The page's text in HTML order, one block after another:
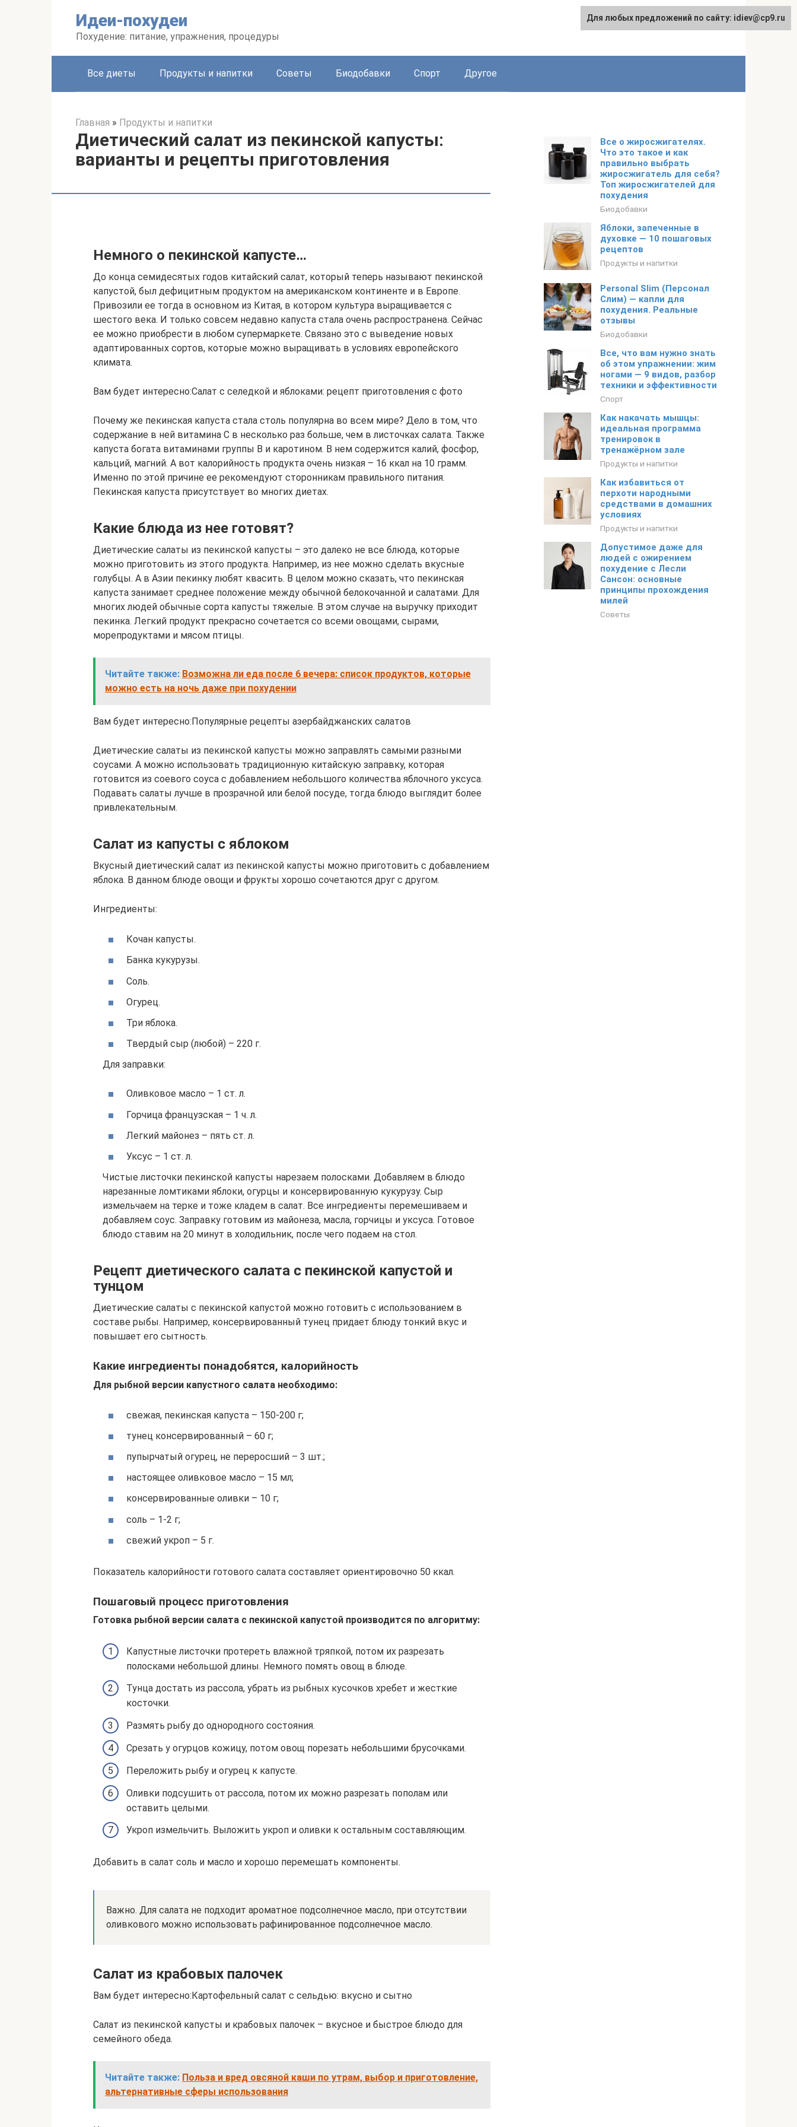
Идеи-похудеи
Похудение: питание, упражнения, процедуры
Все диеты Продукты и напитки Советы Биодобавки Спорт Другое
Главная » Продукты и напитки
Диетический салат из пекинской капусты:
варианты и рецепты приготовления
Немного о пекинской капусте…
До конца семидесятых годов китайский салат, который теперь называют пекинской
капустой, был дефицитным продуктом на американском континенте и в Европе.
Привозили ее тогда в основном из Китая, в котором культура выращивается с
шестого века. И только совсем недавно капуста стала очень распространена. Сейчас
ее можно приобрести в любом супермаркете. Связано это с выведение новых
адаптированных сортов, которые можно выращивать в условиях европейского
климата.
Вам будет интересно:Салат с селедкой и яблоками: рецепт приготовления с фото
Почему же пекинская капуста стала столь популярна во всем мире? Дело в том, что
содержание в ней витамина С в несколько раз больше, чем в листочках салата. Также
капуста богата витаминами группы В и каротином. В нем содержится калий, фосфор,
кальций, магний. А вот калорийность продукта очень низкая – 16 ккал на 10 грамм.
Именно по этой причине ее рекомендуют сторонникам правильного питания.
Пекинская капуста присутствует во многих диетах.
Какие блюда из нее готовят?
Диетические салаты из пекинской капусты – это далеко не все блюда, которые
можно приготовить из этого продукта. Например, из нее можно сделать вкусные
голубцы. А в Азии пекинку любят квасить. В целом можно сказать, что пекинская
капуста занимает среднее положение между обычной белокочанной и салатами. Для
многих людей обычные сорта капусты тяжелые. В этом случае на выручку приходит
пекинка. Легкий продукт прекрасно сочетается со всеми овощами, сырами,
морепродуктами и мясом птицы.
Читайте также: Возможна ли еда после 6 вечера: список продуктов, которые
можно есть на ночь даже при похудении
Вам будет интересно:Популярные рецепты азербайджанских салатов
Диетические салаты из пекинской капусты можно заправлять самыми разными
соусами. А можно использовать традиционную китайскую заправку, которая
готовится из соевого соуса с добавлением небольшого количества яблочного уксуса.
Подавать салаты лучше в прозрачной или белой посуде, тогда блюдо выглядит более
привлекательным.
Салат из капусты с яблоком
Вкусный диетический салат из пекинской капусты можно приготовить с добавлением
яблока. В данном блюде овощи и фрукты хорошо сочетаются друг с другом.
Ингредиенты:
Кочан капусты.
Банка кукурузы.
Соль.
Огурец.
Три яблока.
Твердый сыр (любой) – 220 г.
Для заправки:
Оливковое масло – 1 ст. л.
Горчица французская – 1 ч. л.
Легкий майонез – пять ст. л.
Уксус – 1 ст. л.
Чистые листочки пекинской капусты нарезаем полосками. Добавляем в блюдо
нарезанные ломтиками яблоки, огурцы и консервированную кукурузу. Сыр
измельчаем на терке и тоже кладем в салат. Все ингредиенты перемешиваем и
добавляем соус. Заправку готовим из майонеза, масла, горчицы и уксуса. Готовое
блюдо ставим на 20 минут в холодильник, после чего подаем на стол.
Рецепт диетического салата с пекинской капустой и
тунцом
Диетические салаты с пекинской капустой можно готовить с использованием в
составе рыбы. Например, консервированный тунец придает блюду тонкий вкус и
повышает его сытность.
Какие ингредиенты понадобятся, калорийность
Для рыбной версии капустного салата необходимо:
свежая, пекинская капуста – 150-200 г;
тунец консервированный – 60 г;
пупырчатый огурец, не переросший – 3 шт.;
настоящее оливковое масло – 15 мл;
консервированные оливки – 10 г;
соль – 1-2 г;
свежий укроп – 5 г.
Показатель калорийности готового салата составляет ориентировочно 50 ккал.
Пошаговый процесс приготовления
Готовка рыбной версии салата с пекинской капустой производится по алгоритму:
Капустные листочки протереть влажной тряпкой, потом их разрезать
полосками небольшой длины. Немного помять овощ в блюде.
Тунца достать из рассола, убрать из рыбных кусочков хребет и жесткие
косточки.
Размять рыбу до однородного состояния.
Срезать у огурцов кожицу, потом овощ порезать небольшими брусочками.
Переложить рыбу и огурец к капусте.
Оливки подсушить от рассола, потом их можно разрезать пополам или
оставить целыми.
Укроп измельчить. Выложить укроп и оливки к остальным составляющим.
Добавить в салат соль и масло и хорошо перемешать компоненты.
Важно. Для салата не подходит ароматное подсолнечное масло, при отсутствии
оливкового можно использовать рафинированное подсолнечное масло.
Салат из крабовых палочек
Вам будет интересно:Картофельный салат с сельдью: вкусно и сытно
Салат из пекинской капусты и крабовых палочек – вкусное и быстрое блюдо для
семейного обеда.
Читайте также: Польза и вред овсяной каши по утрам, выбор и приготовление,
альтернативные сферы использования
Все о жиросжигателях.
Что это такое и как
правильно выбрать
жиросжигатель для себя?
Топ жиросжигателей для
похудения
Биодобавки
Яблоки, запеченные в
духовке — 10 пошаговых
рецептов
Продукты и напитки
Personal Slim (Персонал
Слим) — капли для
похудения. Реальные
отзывы
Биодобавки
Все, что вам нужно знать
об этом упражнении: жим
ногами — 9 видов, разбор
техники и эффективности
Спорт
Как накачать мышцы:
идеальная программа
тренировок в
тренажёрном зале
Продукты и напитки
Как избавиться от
перхоти народными
средствами в домашних
условиях
Продукты и напитки
Допустимое даже для
людей с ожирением
похудение с Лесли
Сансон: основные
принципы прохождения
милей
Советы
Для любых предложений по сайту: idiev@cp9.ru